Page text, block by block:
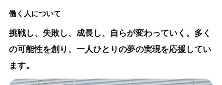
働く人について
挑戦し、失敗し、成長し、自らが変わっていく。多く
の可能性を創り、一人ひとりの夢の実現を応援してい
ます。